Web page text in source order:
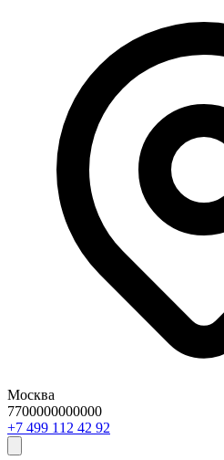
Москва
7700000000000
29 24 211 994 7+